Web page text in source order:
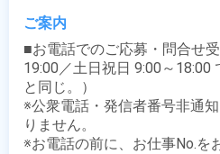
ご案内
■お電話でのご応募・問合せ
19:00／土日祝日 9:00～18:00
と同じ。）
※公衆電話・発信者番号非通
りません。
※お電話の前に、お仕事No.を